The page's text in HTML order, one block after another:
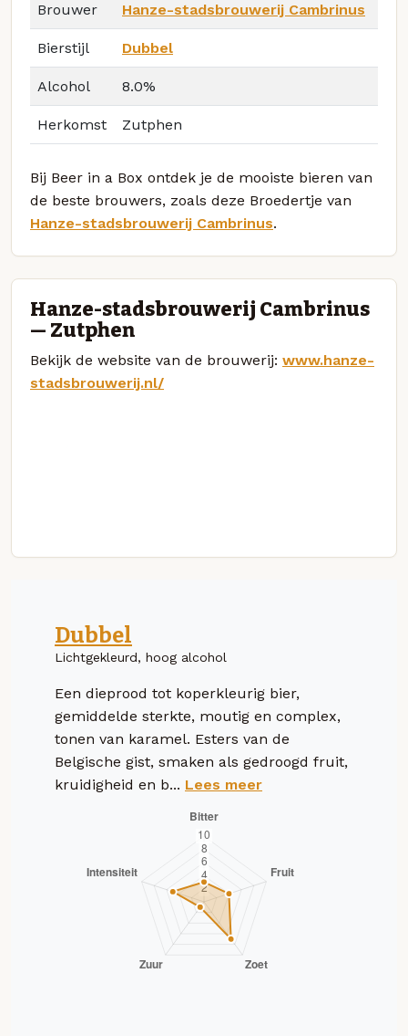
Brouwer Hanze-stadsbrouwerij Cambrinus
Bierstijl Dubbel
Alcohol 8.0%
Herkomst Zutphen
Bij Beer in a Box ontdek je de mooiste bieren van
de beste brouwers, zoals deze Broedertje van
Hanze-stadsbrouwerij Cambrinus.
Hanze-stadsbrouwerij Cambrinus
— Zutphen
Bekijk de website van de brouwerij: www.hanze-
stadsbrouwerij.nl/
Dubbel
Lichtgekleurd, hoog alcohol
Een dieprood tot koperkleurig bier,
gemiddelde sterkte, moutig en complex,
tonen van karamel. Esters van de
Belgische gist, smaken als gedroogd fruit,
kruidigheid en b... Lees meer